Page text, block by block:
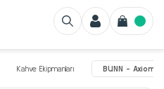
Kahve Ekipmanları BUNN - Axiom